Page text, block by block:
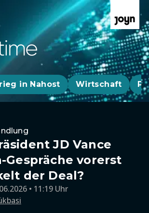
in Nahost Wirtschaft
JD Vance
Gespräche vorerst
der Deal?
• 11:19 Uhr